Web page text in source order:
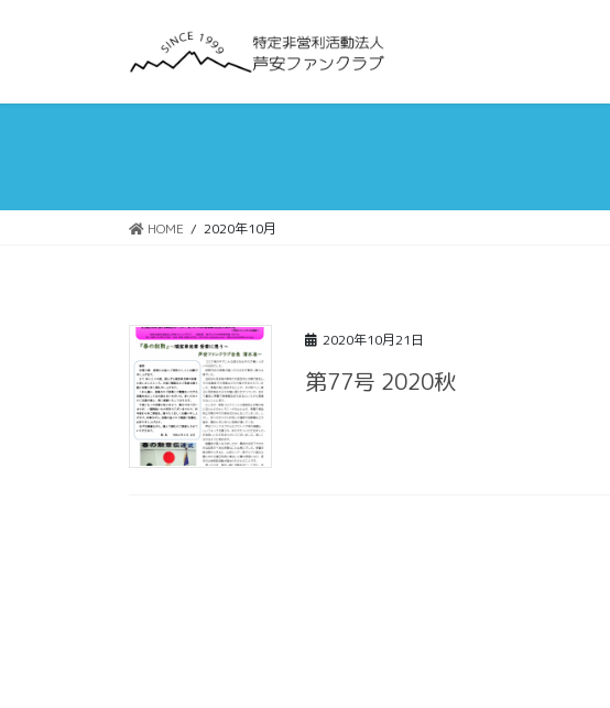
HOME 2020年10月
2020年10月21日
第77号 2020秋